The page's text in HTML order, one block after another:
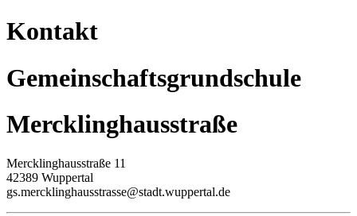
Kontakt
Gemeinschaftsgrundschule
Mercklinghausstraße
Mercklinghausstraße 11
42389 Wuppertal
gs.mercklinghausstrasse@stadt.wuppertal.de